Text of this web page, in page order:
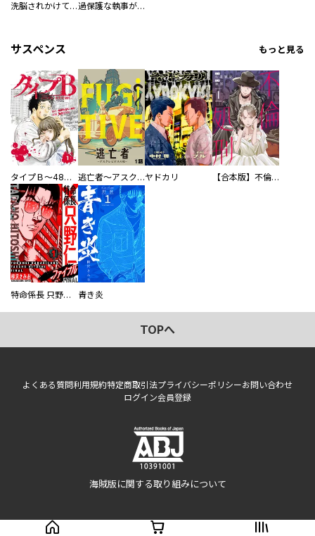
洗脳されかけていた悪役令嬢ですが家出を決意しました。【電子単行本版／特典おまけ付き】 過保護な執事が私の婚活を邪魔してきます！ 分冊版
サスペンス もっと見る
タイプＢ～48時間後、致死率100％～【単話】 逃亡者～アスクレピオスの杖～ヤドカリ 【合本版】不倫処刑
特命係長 只野仁ファイナル 愛蔵版 青き炎
TOPへ
よくある質問利用規約特定商取引法プライバシーポリシーお問い合わせ
ログイン会員登録
海賊版に関する取り組みについて